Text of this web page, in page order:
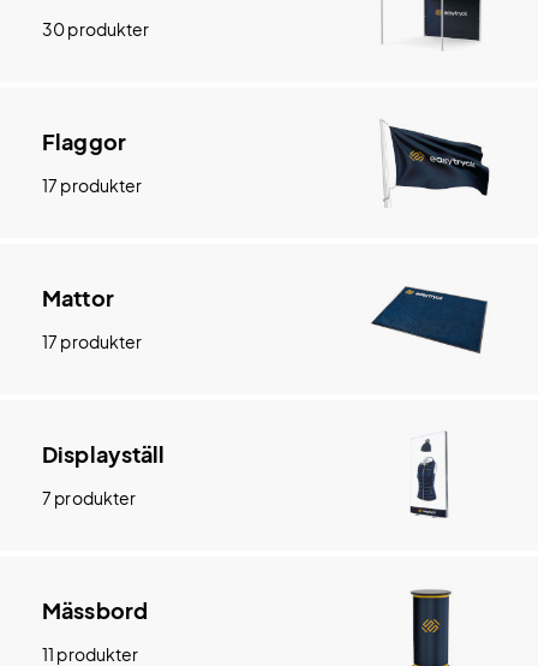
30 produkter
Flaggor
17 produkter
Mattor
17 produkter
Displayställ
7 produkter
Mässbord
11 produkter